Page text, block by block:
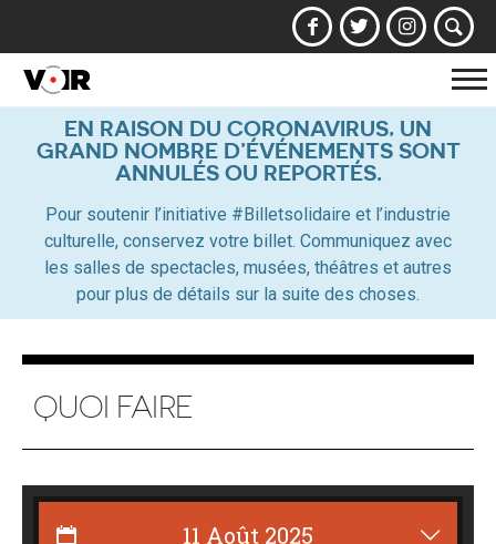
la
EN RAISON DU CORONAVIRUS, UN
GRAND NOMBRE D’ÉVÉNEMENTS SONT
ANNULÉS OU REPORTÉS.
Pour soutenir l’initiative #Billetsolidaire et l’industrie
culturelle, conservez votre billet. Communiquez avec
les salles de spectacles, musées, théâtres et autres
pour plus de détails sur la suite des choses.
QUOI FAIRE